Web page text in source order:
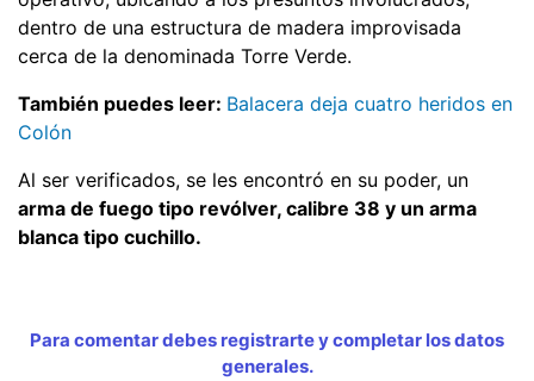
dentro de una estructura de madera improvisada
cerca de la denominada Torre Verde.
También puedes leer: Balacera deja cuatro heridos en
Colón
Al ser verificados, se les encontró en su poder, un
arma de fuego tipo revólver, calibre 38 y un arma
blanca tipo cuchillo.
Para comentar debes registrarte y completar los datos
generales.